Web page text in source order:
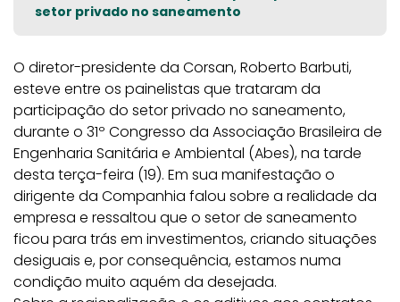
setor privado no saneamento
O diretor-presidente da Corsan, Roberto Barbuti,
esteve entre os painelistas que trataram da
participação do setor privado no saneamento,
durante o 31º Congresso da Associação Brasileira de
Engenharia Sanitária e Ambiental (Abes), na tarde
desta terça-feira (19). Em sua manifestação o
dirigente da Companhia falou sobre a realidade da
empresa e ressaltou que o setor de saneamento
ficou para trás em investimentos, criando situações
desiguais e, por consequência, estamos numa
condição muito aquém da desejada.